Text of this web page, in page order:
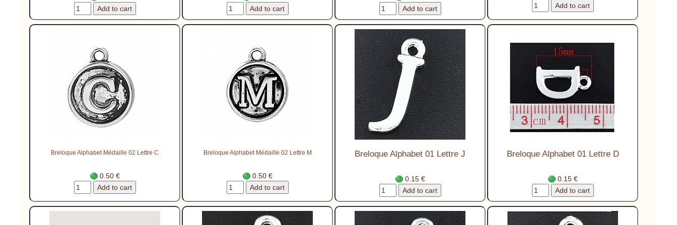
Breloque Alphabet Médaille 02 Lettre C
0.50 €
Breloque Alphabet Médaille 02 Lettre M
0.50 €
Breloque Alphabet 01 Lettre J
0.15 €
Breloque Alphabet 01 Lettre D
0.15 €